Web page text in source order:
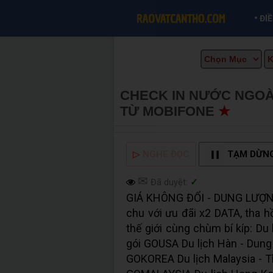
•
CHECK IN NƯỚC
TỪ MOBIFONE ★
▷ TẠM
✉ Đã duyệt: ✓
GIÁ KHÔNG ĐỔI - DUNG
chu với ưu đãi x2 DATA, tha
thế giới cùng chùm bí kíp: Du
gói GOUSA Du lịch Hàn -
GOKOREA Du lịch Malaysia